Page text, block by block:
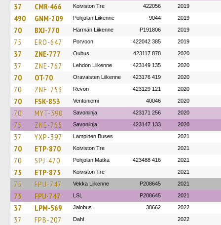
37 CMR-466 Koiviston Tre 422056 2019
490 GNM-209 Pohjolan Liikenne 9044 2019
70 BXJ-770 Härmän Liikenne P191806 2019
75 ERO-647 Porvoon 422042 385 2019
37 ZNE-777 Oubus 423117 878 2020
37 ZNE-767 Lehdon Liikenne 423149 135 2020
70 OT-70 Oravaisten Liikenne 423176 419 2020
70 ZNE-753 Revon 423129 121 2020
70 FSK-853 Ventoniemi 40046 2020
70 MYT-390 Savonlinja 423171 256 2020
75 ZNE-765 Savonlinja 423147 133 2020
37 YXP-397 Lampinen Buses 2021
70 ETP-870 Koiviston Tre 2021
70 SPJ-470 Pohjolan Matka 423488 416 2021
75 ETP-875 Koiviston Tre 2021
75 FPU-747 Vekka Liikenne P208645 2021
75 FPU-747 LSL P208645 2021
37 LPM-569 Jalobus 38662 2022
37 FPB-207 Dahl 2022